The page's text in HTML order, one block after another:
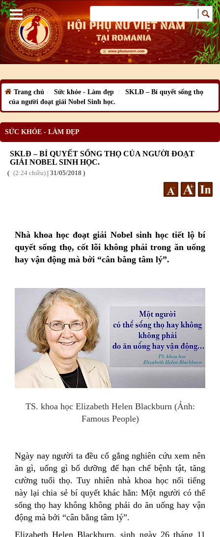
Trang chủ Sức khỏe - Làm đẹp
SKLĐ – Bí quyết sống thọ
của người đoạt giải Nobel Sinh học.
SỨC KHỎE - LÀM ĐẸP
SKLĐ – BÍ QUYẾT SỐNG THỌ CỦA NGƯỜI ĐOẠT
GIẢI NOBEL SINH HỌC.
2:24 chiều | 31 /05/2018
Nhà khoa học đoạt giải Nobel sinh học tiết lộ bí
quyết sống thọ, cốt lõi không phải trong ăn uống
hay vận động mà bởi “cân bằng tâm lý”.
TS. khoa học Elizabeth Helen Blackburn (Ảnh:
Famous People)
Ngày nay người ta đều cố gắng nghiên cứu xem nên
ăn gì, uống gì bổ dưỡng để hạn chế bệnh tật, tăng
cường tuổi thọ. Tuy nhiên nhà khoa học nổi tiếng
này lại chia sẻ bí quyết khác hẳn: Một người có thể
sống thọ hay không không phải do ăn uống hay vận
động mà bởi “cân bằng tâm lý”.
Elizabeth Helen Blackburn, sinh ngày 26 tháng 11